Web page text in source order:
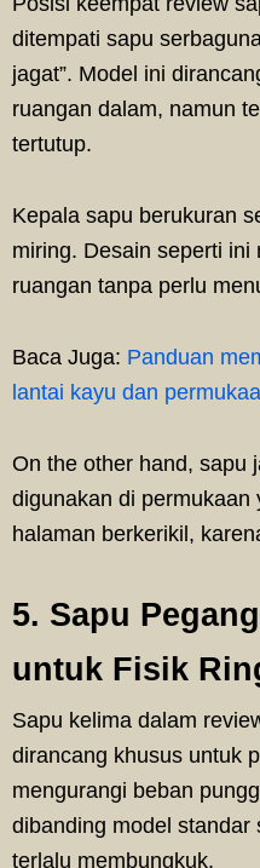
ditempati sapu
jagat”. Model ini
ruangan dalam, namun
tertutup.
Kepala sapu berukuran
miring. Desain seperti
ruangan tanpa perlu
Baca Juga: Panduan
lantai kayu dan
On the other hand, sapu
digunakan di permukaan
halaman berkerikil,
5. Sapu
untuk Fisik
Sapu kelima dalam
dirancang khusus untuk
mengurangi beban
dibanding model standar
terlalu membungkuk.